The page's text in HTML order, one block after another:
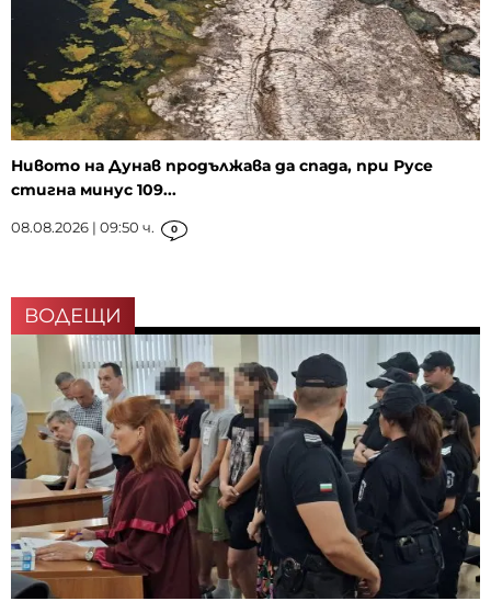
Нивото на Дунав продължава да спада, при Русе
стигна минус 109...
08.08.2026 | 09:50 ч. 0
ВОДЕЩИ